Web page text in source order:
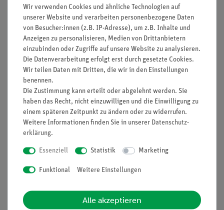
Gegenstände (Möbel, Teppich) oder Wandverkleidungen
hineingebracht. In Konzertsälen oder Aufnahmestudios wird
die Schalldämpfung an bzw. vor den Wänden z. B. durch
geeignete Anordnung poröser Dämmstoffe optimiert.
Vorteile
Versuch ist Teil einer Komplettlösung mit insgesamt 22
Versuchen zu den Themen Schallerzeugung, -ausbreitung
und -wahrnehmung, Schwingungen und Wellen
Besonders geeignet für den Einstiegsthema in die
Physik im Allgemeinen
Mit detaillierten Lehrerinformationen
Besonders geeignet bei knapper Zeitplanung, da
Aufgaben
Wir verwenden Cookies und ähnliche Technologien auf
unserer Website und verarbeiten personenbezogene Daten
von Besucher:innen (z.B. IP-Adresse), um z.B. Inhalte und
Anzeigen zu personalisieren, Medien von Drittanbietern
einzubinden oder Zugriffe auf unsere Website zu analysieren.
Die Datenverarbeitung erfolgt erst durch gesetzte Cookies.
Wir teilen Daten mit Dritten, die wir in den Einstellungen
benennen.
Die Zustimmung kann erteilt oder abgelehnt werden. Sie
haben das Recht, nicht einzuwilligen und die Einwilligung zu
einem späteren Zeitpunkt zu ändern oder zu widerrufen.
Weitere Informationen finden Sie in unserer Daten­schutz­
erklärung.
Essenziell Statistik Marketing
Funktional Weitere Einstellungen
Alle akzeptieren